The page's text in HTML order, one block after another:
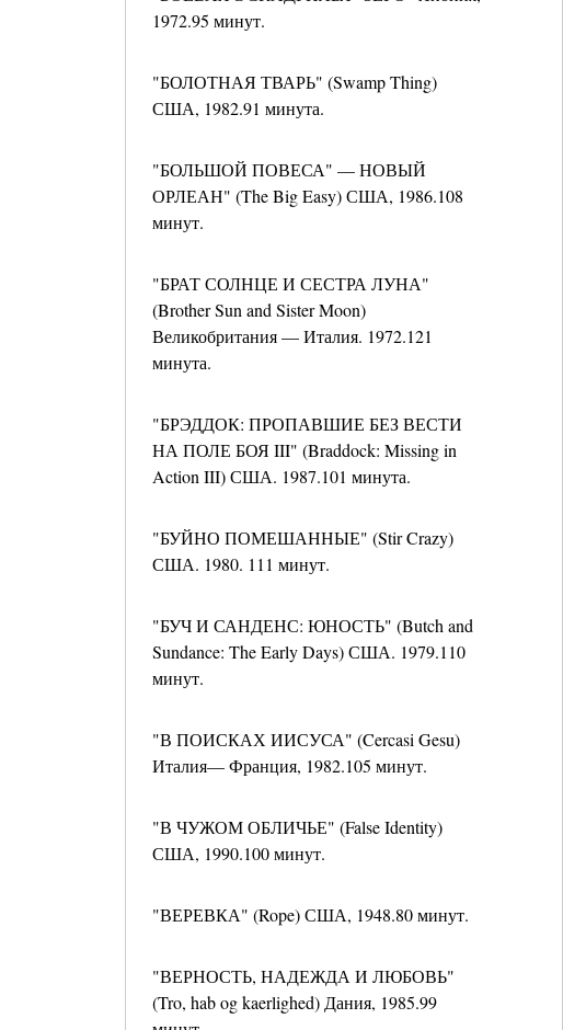
1972.95 минут.
"БОЛОТНАЯ ТВАРЬ" (Swamp Thing)
США, 1982.91 минута.
"БОЛЬШОЙ ПОВЕСА" — НОВЫЙ
ОРЛЕАН" (The Big Easy) США, 1986.108
минут.
"БРАТ СОЛНЦЕ И СЕСТРА ЛУНА"
(Brother Sun and Sister Moon)
Великобритания — Италия. 1972.121
минута.
"БРЭДДОК: ПРОПАВШИЕ БЕЗ ВЕСТИ
НА ПОЛЕ БОЯ III" (Braddock: Missing in
Action III) США. 1987.101 минута.
"БУЙНО ПОМЕШАННЫЕ" (Stir Crazy)
США. 1980. 111 минут.
"БУЧ И САНДЕНС: ЮНОСТЬ" (Butch and
Sundance: The Early Days) США. 1979.110
минут.
"В ПОИСКАХ ИИСУСА" (Cercasi Gesu)
Италия— Франция, 1982.105 минут.
"В ЧУЖОМ ОБЛИЧЬЕ" (False Identity)
США, 1990.100 минут.
"ВЕРЕВКА" (Rope) США, 1948.80 минут.
"ВЕРНОСТЬ, НАДЕЖДА И ЛЮБОВЬ"
(Tro, hab og kaerlighed) Дания, 1985.99